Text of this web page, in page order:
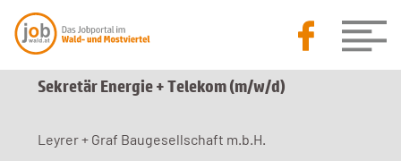
Sekretär Energie + Telekom (m/w/d)
Leyrer + Graf Baugesellschaft m.b.H.